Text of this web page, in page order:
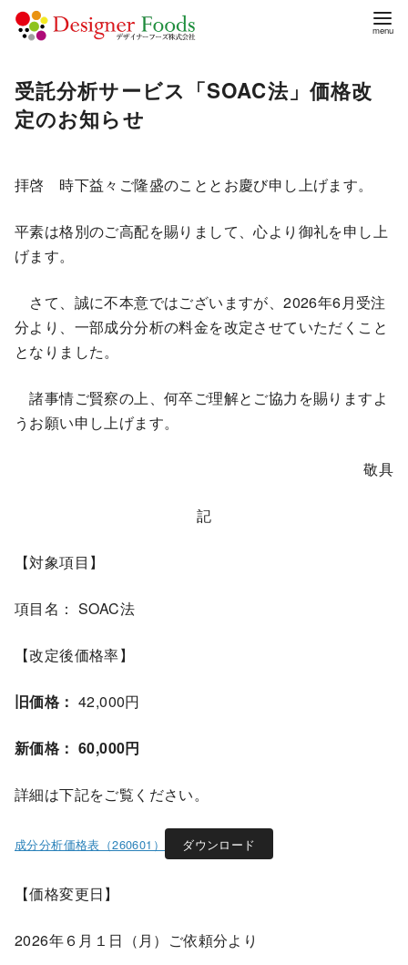
受託分析サービス「SOAC法」価格改
定のお知らせ
拝啓 時下益々ご隆盛のこととお慶び申し上げます。
平素は格別のご高配を賜りまして、心より御礼を申し上
げます。
さて、誠に不本意ではございますが、2026年6月受注
分より、一部成分分析の料金を改定させていただくこと
となりました。
諸事情ご賢察の上、何卒ご理解とご協力を賜りますよ
うお願い申し上げます。
敬具
記
【対象項目】
項目名： SOAC法
【改定後価格率】
旧価格： 42,000円
新価格： 60,000円
詳細は下記をご覧ください。
成分分析価格表（260601） ダウンロード
【価格変更日】
2026年６月１日（月）ご依頼分より